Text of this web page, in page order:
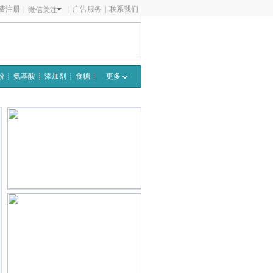
注册 微信关注 广告服务 联系我们
氨基酸 添加剂 食糖 更多